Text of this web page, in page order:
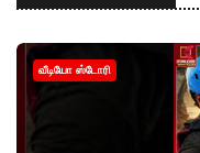
வீடியோ ஸ்டோரி